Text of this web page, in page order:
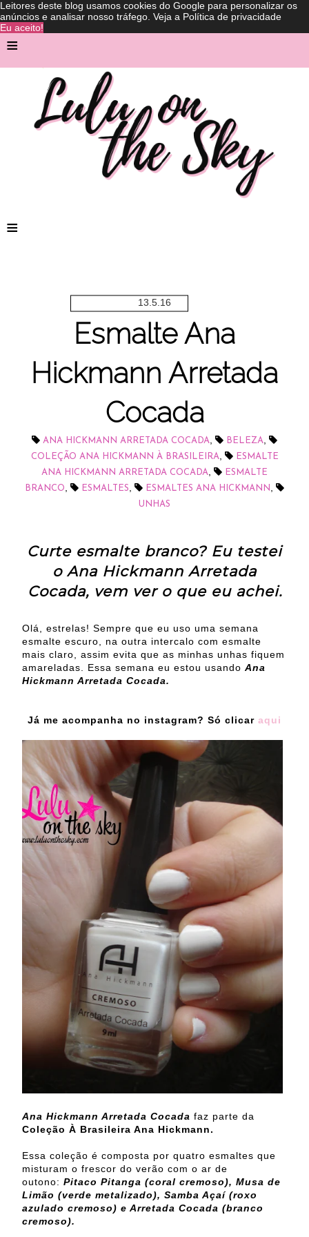
Leitores deste blog usamos cookies do Google para personalizar os
anúncios e analisar nosso tráfego. Veja a Política de privacidade
Eu aceito!
≡
≡
13.5.16
Esmalte Ana
Hickmann Arretada
Cocada
ANA HICKMANN ARRETADA COCADA, BELEZA,
COLEÇÃO ANA HICKMANN À BRASILEIRA,
ESMALTE
ANA HICKMANN ARRETADA COCADA,
ESMALTE
BRANCO, ESMALTES, ESMALTES ANA HICKMANN,
UNHAS
Curte esmalte branco? Eu testei
o Ana Hickmann Arretada
Cocada, vem ver o que eu achei.
Olá, estrelas! Sempre que eu uso uma semana
esmalte escuro, na outra intercalo com esmalte
mais claro, assim evita que as minhas unhas fiquem
amareladas. Essa semana eu estou usando Ana
Hickmann Arretada Cocada.
Já me acompanha no instagram? Só clicar aqui
Ana Hickmann Arretada Cocada faz parte da
Coleção À Brasileira Ana Hickmann.
Essa coleção é composta por quatro esmaltes que
misturam o frescor do verão com o ar de
outono: Pitaco Pitanga (coral cremoso), Musa de
Limão (verde metalizado), Samba Açaí (roxo
azulado cremoso) e Arretada Cocada (branco
cremoso).